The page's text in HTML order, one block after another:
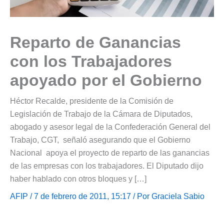
Reparto de Ganancias
con los Trabajadores
apoyado por el Gobierno
Héctor Recalde, presidente de la Comisión de
Legislación de Trabajo de la Cámara de Diputados,
abogado y asesor legal de la Confederación General del
Trabajo, CGT, señaló asegurando que el Gobierno
Nacional apoya el proyecto de reparto de las ganancias
de las empresas con los trabajadores. El Diputado dijo
haber hablado con otros bloques y […]
AFIP / 7 de febrero de 2011, 15:17 / Por Graciela Sabio